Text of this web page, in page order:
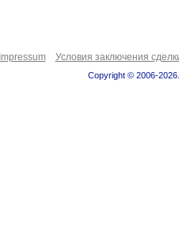
Impressum Условия заключения
Copyright © 2006-